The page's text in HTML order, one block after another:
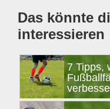
Das könnte
interessieren
7 Tipps,